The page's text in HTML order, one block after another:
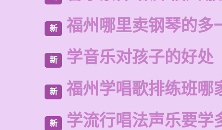
新 福州哪里卖钢琴的多
新 学音乐对孩子的好处
新 福州学唱歌排练班哪
新 学流行唱法声乐要学